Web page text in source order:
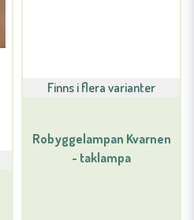
Finns i flera varianter
Robyggelampan Kvarnen
- taklampa